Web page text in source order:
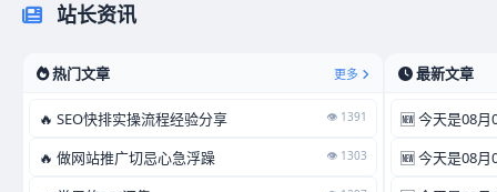
站长资讯
热门文章 更多
🔥 SEO快排实操流程经验分享 👁️ 1391
🔥 做网站推广切忌心急浮躁 👁️ 1303
最新文章
🆕 今天是08
🆕 今天是08